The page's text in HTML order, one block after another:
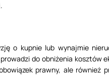
o kupnie lub wynajmie
do obniżenia kosztów
prawny, ale również